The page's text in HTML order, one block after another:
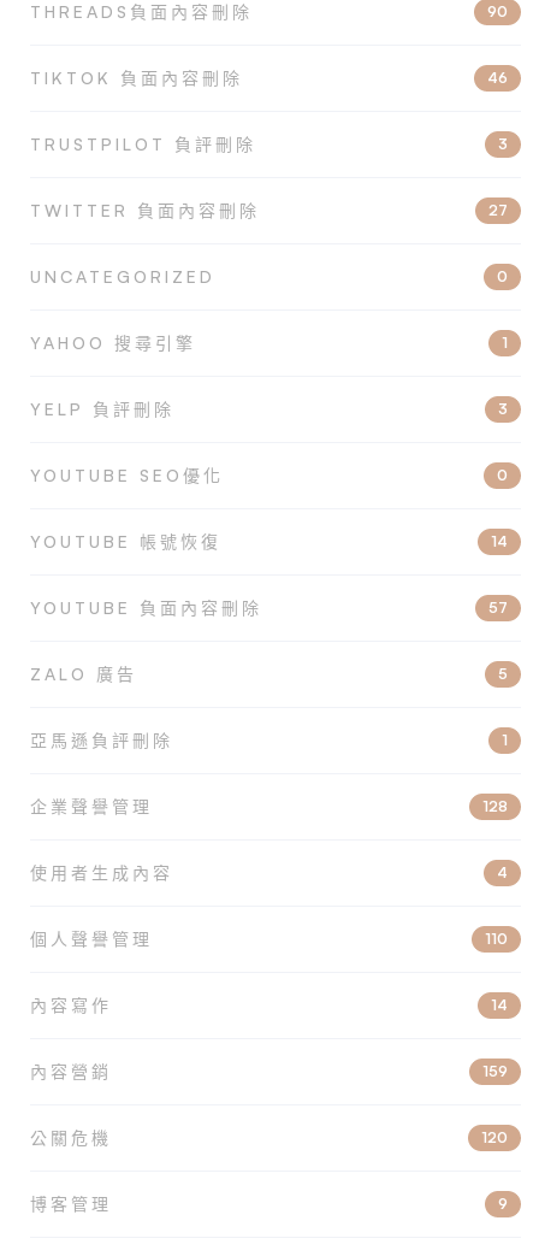
THREADS負面內容刪除 90
TIKTOK 負面內容刪除 46
TRUSTPILOT 負評刪除 3
TWITTER 負面內容刪除 27
UNCATEGORIZED 0
YAHOO 搜尋引擎 1
YELP 負評刪除 3
YOUTUBE SEO優化 0
YOUTUBE 帳號恢復 14
YOUTUBE 負面內容刪除 57
ZALO 廣告 5
亞馬遜負評刪除 1
企業聲譽管理 128
使用者生成內容 4
個人聲譽管理 110
內容寫作 14
內容營銷 159
公關危機 120
博客管理 9